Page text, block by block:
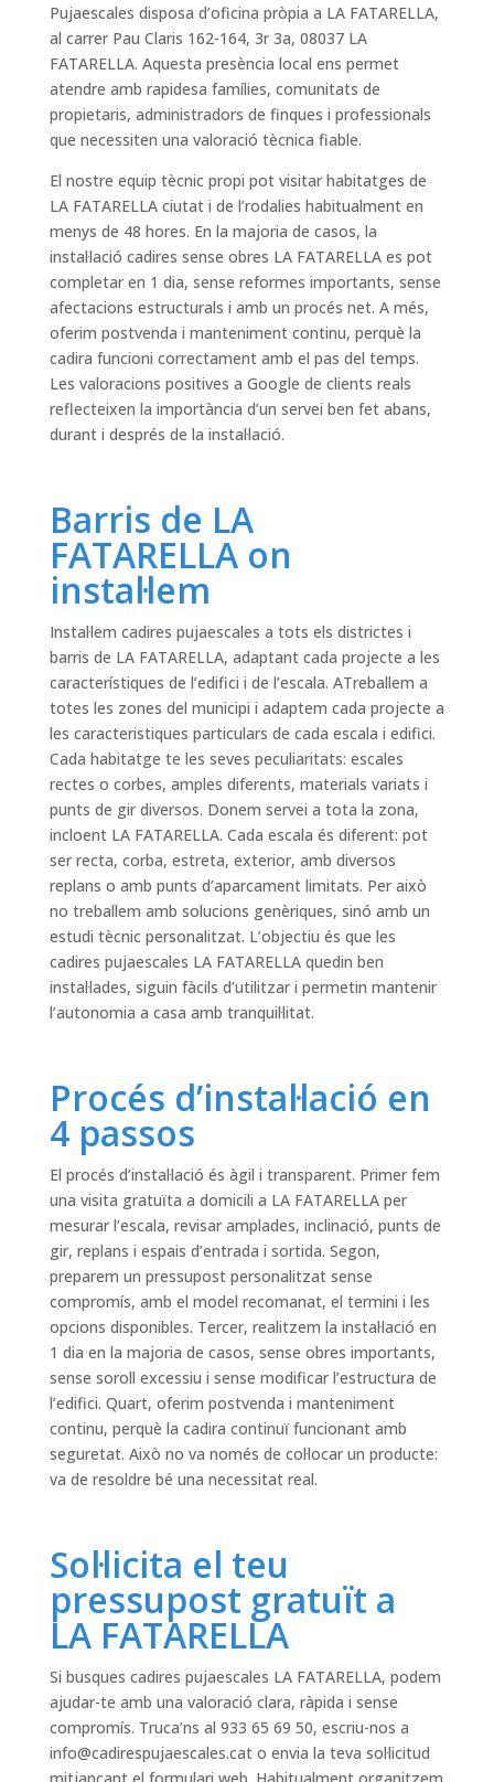
Pujaescales disposa d’oficina pròpia a LA FATARELLA,
al carrer Pau Claris 162-164, 3r 3a, 08037 LA
FATARELLA. Aquesta presència local ens permet
atendre amb rapidesa famílies, comunitats de
propietaris, administradors de finques i professionals
que necessiten una valoració tècnica fiable.
El nostre equip tècnic propi pot visitar habitatges de
LA FATARELLA ciutat i de l’rodalies habitualment en
menys de 48 hores. En la majoria de casos, la
instal·lació cadires sense obres LA FATARELLA es pot
completar en 1 dia, sense reformes importants, sense
afectacions estructurals i amb un procés net. A més,
oferim postvenda i manteniment continu, perquè la
cadira funcioni correctament amb el pas del temps.
Les valoracions positives a Google de clients reals
reflecteixen la importància d’un servei ben fet abans,
durant i després de la instal·lació.
Barris de LA
FATARELLA on
instal·lem
Instal·lem cadires pujaescales a tots els districtes i
barris de LA FATARELLA, adaptant cada projecte a les
característiques de l’edifici i de l’escala. ATreballem a
totes les zones del municipi i adaptem cada projecte a
les caracteristiques particulars de cada escala i edifici.
Cada habitatge te les seves peculiaritats: escales
rectes o corbes, amples diferents, materials variats i
punts de gir diversos. Donem servei a tota la zona,
incloent LA FATARELLA. Cada escala és diferent: pot
ser recta, corba, estreta, exterior, amb diversos
replans o amb punts d’aparcament limitats. Per això
no treballem amb solucions genèriques, sinó amb un
estudi tècnic personalitzat. L’objectiu és que les
cadires pujaescales LA FATARELLA quedin ben
instal·lades, siguin fàcils d’utilitzar i permetin mantenir
l’autonomia a casa amb tranquil·litat.
Procés d’instal·lació en
4 passos
El procés d’instal·lació és àgil i transparent. Primer fem
una visita gratuïta a domicili a LA FATARELLA per
mesurar l’escala, revisar amplades, inclinació, punts de
gir, replans i espais d’entrada i sortida. Segon,
preparem un pressupost personalitzat sense
compromís, amb el model recomanat, el termini i les
opcions disponibles. Tercer, realitzem la instal·lació en
1 dia en la majoria de casos, sense obres importants,
sense soroll excessiu i sense modificar l’estructura de
l’edifici. Quart, oferim postvenda i manteniment
continu, perquè la cadira continuï funcionant amb
seguretat. Això no va només de col·locar un producte:
va de resoldre bé una necessitat real.
Sol·licita el teu
pressupost gratuït a
LA FATARELLA
Si busques cadires pujaescales LA FATARELLA, podem
ajudar-te amb una valoració clara, ràpida i sense
compromís. Truca’ns al 933 65 69 50, escriu-nos a
info@cadirespujaescales.cato envia la teva sol·licitud